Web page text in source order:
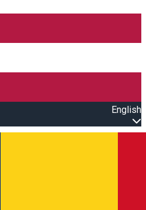
English